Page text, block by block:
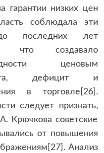
гарантии низких цен
соблюдала эти
последних лет
что создавало
ценовым
дефицит и
в торговле[26].
следует признать,
Крючкова советские
от повышения
Анализ